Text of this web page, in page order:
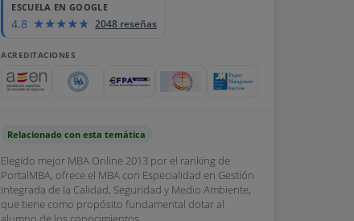
ESCUELA EN GOOGLE
4.8 2048 reseñas
ACREDITACIONES
Relacionado con esta temática
Elegido mejor MBA Online 2013 por el ranking de
PortalMBA, ofrece el MBA con Especialidad en Gestión
Integrada de la Calidad, Seguridad y Medio Ambiente,
que tiene como propósito fundamental dotar al